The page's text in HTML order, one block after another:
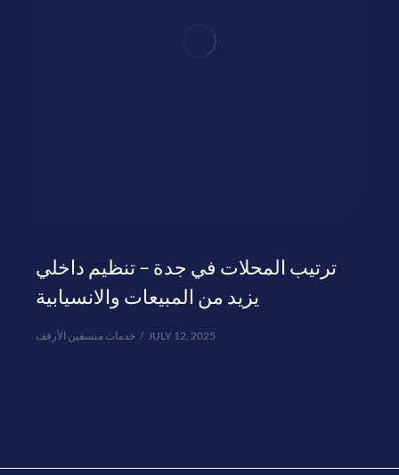
ترتيب المحلات في جدة – تنظيم داخلي
يزيد من المبيعات والانسيابية
خدمات منسقين الأرفف JULY 12, 2025